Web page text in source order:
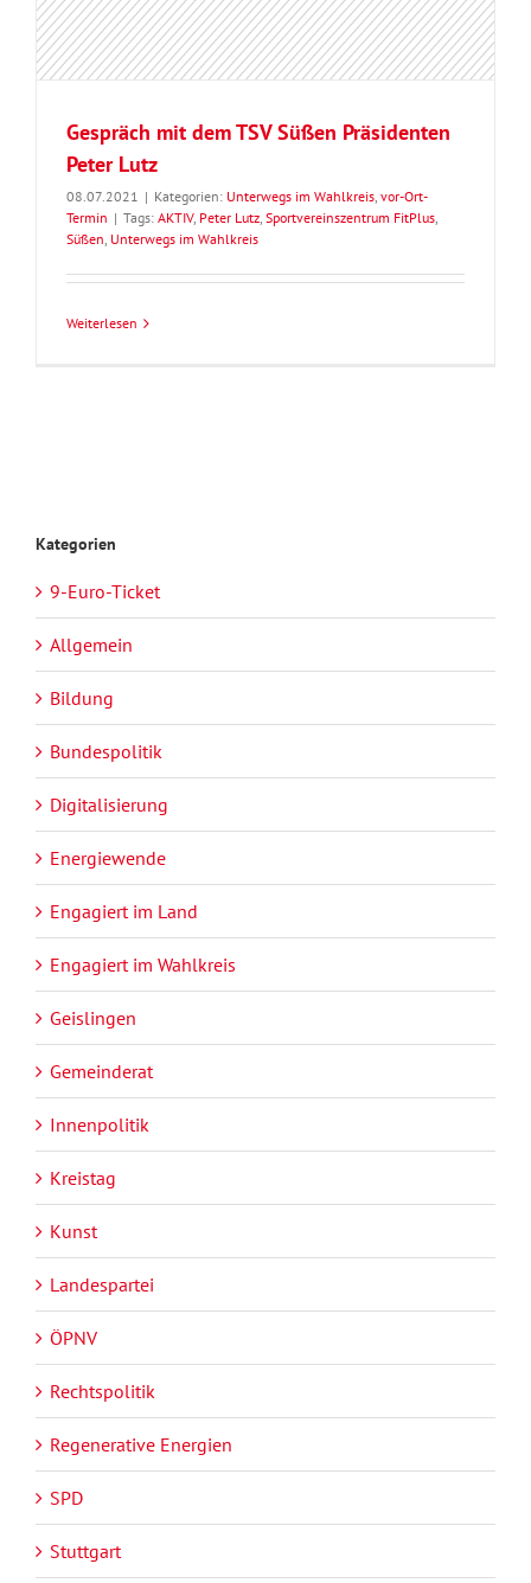
Gespräch mit dem TSV Süßen Präsidenten
Peter Lutz
08.07.2021 | Kategorien: Unterwegs im Wahlkreis, vor-Ort-
Termin | Tags: AKTIV, Peter Lutz, Sportvereinszentrum FitPlus,
Süßen, Unterwegs im Wahlkreis
Weiterlesen
Kategorien
9-Euro-Ticket
Allgemein
Bildung
Bundespolitik
Digitalisierung
Energiewende
Engagiert im Land
Engagiert im Wahlkreis
Geislingen
Gemeinderat
Innenpolitik
Kreistag
Kunst
Landespartei
ÖPNV
Rechtspolitik
Regenerative Energien
SPD
Stuttgart